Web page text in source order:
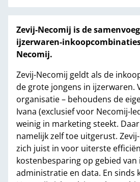
Marktcijfers
Word abonnee
Partners
Zevij-Necomij is de
ijzerwaren-
Necomij.
Zevij-Necomij geldt als de
de grote jongens in ijzerwaren.
organisatie – behoudens de
Ivana (exclusief voor Necomij-
weinig in marketing steekt.
namelijk zelf toe uitgerust.
zich juist in voor uiterste
kostenbesparing op gebied van
administratie en data. En sinds